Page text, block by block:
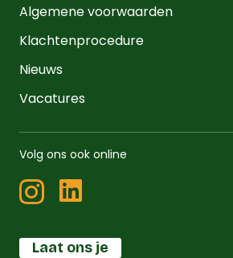
Algemene voorwaarden
Klachtenprocedure
Nieuws
Vacatures
Volg ons ook online
Laat ons je